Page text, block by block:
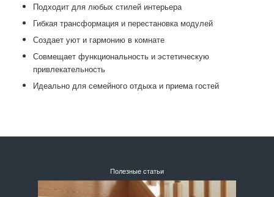
Подходит для любых стилей интерьера
Гибкая трансформация и перестановка модулей
Создает уют и гармонию в комнате
Совмещает функциональность и эстетическую
привлекательность
Идеально для семейного отдыха и приема гостей
Полезные статьи